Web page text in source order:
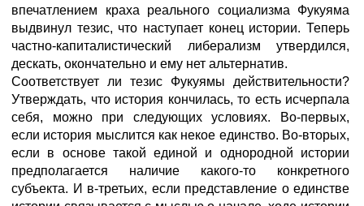
впечатлением краха реального социализма Фукуяма
выдвинул тезис, что наступает конец истории. Теперь
частно-капиталистический либерализм утвердился,
дескать, окончательно и ему нет альтернатив.
Соответствует ли тезис Фукуямы действительности?
Утверждать, что история кончилась, то есть исчерпала
себя, можно при следующих условиях. Во-первых,
если история мыслится как некое единство. Во-вторых,
если в основе такой единой и однородной истории
предполагается наличие какого-то конкретного
субъекта. И в-третьих, если представление о единстве